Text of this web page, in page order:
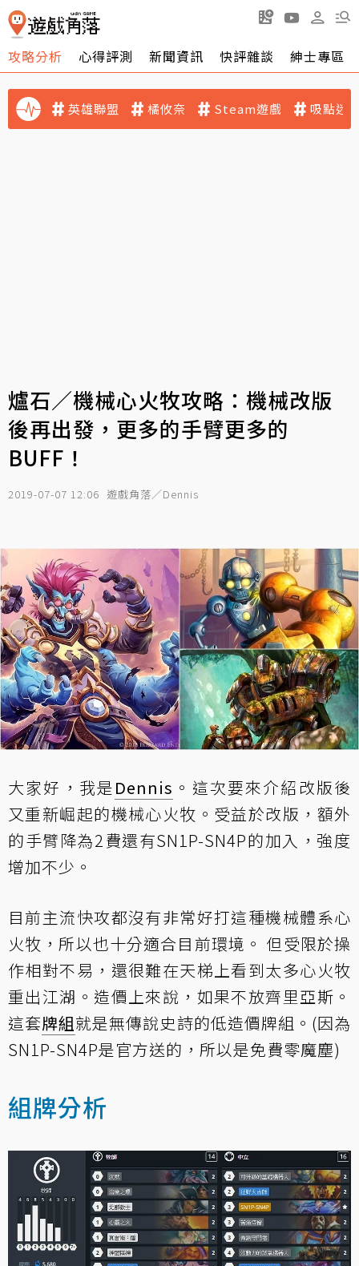
攻略分析 心得評測 新聞資訊 快評雜談 紳士專區
英雄聯盟 橘攸奈 Steam遊戲 吸點迷
爐石／機械心火牧攻略：機械改版
後再出發，更多的手臂更多的
BUFF！
2019-07-07 12:06 遊戲角落／Dennis
大家好，我是Dennis 。這次要來介紹改版後
又重新崛起的機械心火牧。受益於改版，額外
的手臂降為2費還有SN1P-SN4P的加入，強度
增加不少。
目前主流快攻都沒有非常好打這種機械體系心
火牧，所以也十分適合目前環境。 但受限於操
作相對不易，還很難在天梯上看到太多心火牧
重出江湖。造價上來說，如果不放齊里亞斯。
這套牌組就是無傳說史詩的低造價牌組。(因為
SN1P-SN4P是官方送的，所以是免費零魔塵)
組牌分析